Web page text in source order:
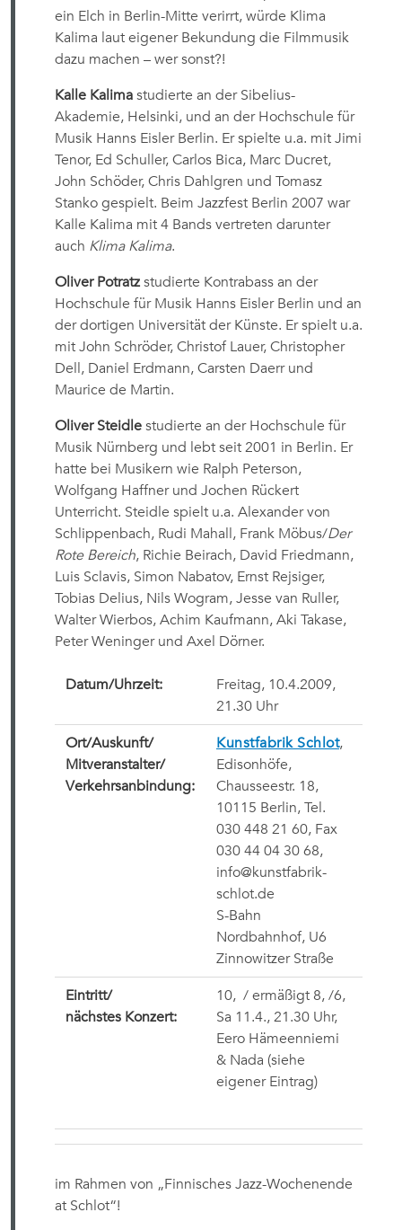
ein Elch in Berlin-Mitte verirrt, würde Klima
Kalima laut eigener Bekundung die Filmmusik
dazu machen – wer sonst?!
Kalle Kalima studierte an der Sibelius-
Akademie, Helsinki, und an der Hochschule für
Musik Hanns Eisler Berlin. Er spielte u.a. mit Jimi
Tenor, Ed Schuller, Carlos Bica, Marc Ducret,
John Schöder, Chris Dahlgren und Tomasz
Stanko gespielt. Beim Jazzfest Berlin 2007 war
Kalle Kalima mit 4 Bands vertreten  darunter
auch Klima Kalima.
Oliver Potratz studierte Kontrabass an der
Hochschule für Musik Hanns Eisler Berlin und an
der dortigen Universität der Künste. Er spielt u.a.
mit John Schröder, Christof Lauer, Christopher
Dell, Daniel Erdmann, Carsten Daerr und
Maurice de Martin.
Oliver Steidle studierte an der Hochschule für
Musik Nürnberg und lebt seit 2001 in Berlin. Er
hatte bei Musikern wie Ralph Peterson,
Wolfgang Haffner und Jochen Rückert
Unterricht. Steidle spielt u.a. Alexander von
Schlippenbach, Rudi Mahall, Frank Möbus/Der
Rote Bereich, Richie Beirach, David Friedmann,
Luis Sclavis, Simon Nabatov, Ernst Rejsiger,
Tobias Delius, Nils Wogram, Jesse van Ruller,
Walter Wierbos, Achim Kaufmann, Aki Takase,
Peter Weninger und Axel Dörner.
Datum/Uhrzeit:
Freitag, 10.4.2009,
21.30 Uhr
Ort/Auskunft/
Mitveranstalter/
Verkehrsanbindung:
Kunstfabrik Schlot,
Edisonhöfe,
Chausseestr. 18,
10115 Berlin, Tel.
030 448 21 60, Fax
030 44 04 30 68,
info@kunstfabrik-
schlot.de
S-Bahn
Nordbahnhof, U6
Zinnowitzer Straße
Eintritt/
nächstes Konzert:
10,  / ermäßigt 8, /6,
Sa 11.4., 21.30 Uhr,
Eero Hämeenniemi
& Nada (siehe
eigener Eintrag)
im Rahmen von „Finnisches Jazz-Wochenende
at Schlot“!